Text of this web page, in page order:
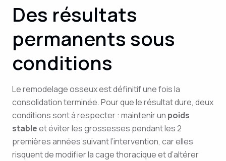
Des résultats
permanents sous
conditions
Le remodelage osseux est définitif une fois la
consolidation terminée. Pour que le résultat dure, deux
conditions sont à respecter : maintenir un poids
stableet éviter les grossesses pendant les 2
premières années suivant l’intervention, car elles
risquent de modifier la cage thoracique et d’altérer